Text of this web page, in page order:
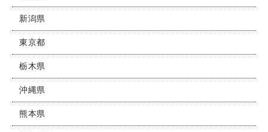
新潟県
東京都
栃木県
沖縄県
熊本県